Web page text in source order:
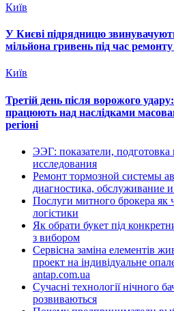
Київ
У Києві підрядницю
мільйона гривень під час
Київ
Третій день після ворожого
працюють над наслідками
регіоні
ЭЭГ: показатели, подготовка
исследования
Ремонт тормозной системы
диагностика, обслуживание и
Послуги митного брокера як
логістики
Як обрати букет під
з вибором
Сервісна заміна елементів
проект на індивідуальне
antap.com.ua
Сучасні технології нічного
розвиваються